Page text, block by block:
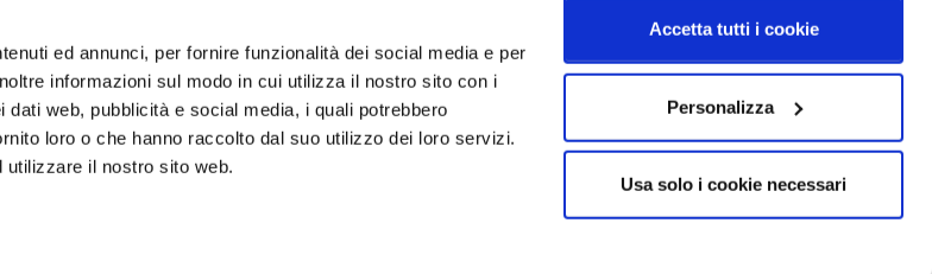
ed annunci, per fornire funzionalità dei social media e per
informazioni sul modo in cui utilizza il nostro sito con i
web, pubblicità e social media, i quali potrebbero
loro o che hanno raccolto dal suo utilizzo dei loro servizi.
il nostro sito web.
Accetta tutti i cookie
Personalizza
Usa solo i cookie necessari